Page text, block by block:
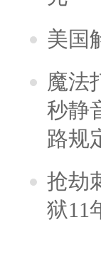
美国
魔法
秒静
路规
抢劫
狱11